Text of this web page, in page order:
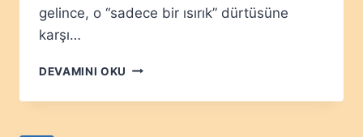
gelince, o “sadece bir ısırık” dürtüsüne
karşı…
DEVAMINI OKU TATLIYI
PSIKOLOJIK